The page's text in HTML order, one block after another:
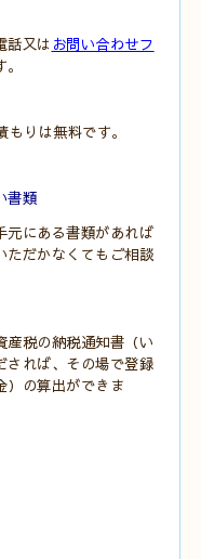
話又は お問い合わせフ
りは無料です。
書類
元にある書類があれば
ただかなくてもご相談
産税の納税通知書（い
されば、その場で登録
）の算出ができま